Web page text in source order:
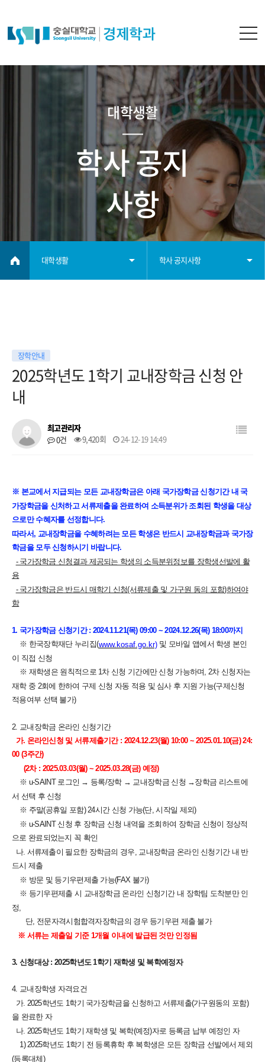
대학생활
학사 공지
사항
대학생활
대학생활
학사 공지사항
공모전
장학안내
2025학년도 1학기 교내장학금 신청 안
내
최고관리자
0건
9,420회 24-12-19 14:49
※ 본교에서 지급되는 모든 교내장학금은 아래 국가장학금 신청기간 내 국
가장학금을 신처하고 서류제출을 완료하여 소득분위가 조회된 학생을 대상
으로만 수혜자를 선정합니다.
따라서, 교내장학금을 수혜하려는 모든 학생은 반드시 교내장학금과 국가장
학금을 모두 신청하시기 바랍니다.
- 국가장학금 신청결과 제공되는 학생의 소득분위정보를 장학생선발에 활
용
- 국가장학금은 반드시 매학기 신청(서류제출 및 가구원 동의 포함)하여야
함
1. 국가장학금 신청기간 : 2024.11.21(목) 09:00 ~ 2024.12.26(목) 18:00까지
※ 한국장학재단 누리집(www.kosaf.go.kr)및 모바일 앱에서 학생 본인
이 직접 신청
※ 재학생은 원칙적으로 1차 신청 기간에만 신청 가능하며, 2차 신청자는
재학 중 2회에 한하여 구제 신청 자동 적용 및 심사 후 지원 가능(구제신청
적용여부 선택 불가)
2. 교내장학금 온라인 신청기간
가. 온라인신청 및 서류제출기간 : 2024.12.23(월) 10:00 ~ 2025.01.10(금) 24:
00 (3주간)
(2차 : 2025.03.03(월) ~ 2025.03.28(금) 예정)
※ u-SAINT 로그인 → 등록/장학 → 교내장학금 신청 →​장학금 리스트에
서 선택 후 신청
※ 주말(공휴일 포함) 24시간 신청 가능(단, 시작일 제외)
※ u-SAINT 신청 후 장학금 신청 내역을 조회하여 장학금 신청이 정상적
으로 완료되었는지 꼭 확인
나. 서류제출이 필요한 장학금의 경우, 교내장학금 온라인 신청기간 내 반
드시 제출
※ 방문 및 등기우편제출 가능(FAX 불가)
※ 등기우편제출 시 교내장학금 온라인 신청기간 내 장학팀 도착분만 인
정,
단, 전문자격시험합격자장학금의 경우 등기우편 제출 불가
※ 서류는 제출일 기준 1개월 이내에 발급된 것만 인정됨
3. 신청대상 : 2025학년도 1학기 재학생 및 복학예정자
4. 교내장학생 자격요건
가. 2025학년도 1학기 국가장학금을 신청하고 서류제출(가구원동의 포함)
을 완료한 자
나. 2025학년도 1학기 재학생 및 복학(예정)자로 등록금 납부 예정인 자
1) 2025학년도 1학기 전 등록휴학 후 복학생은 모든 장학금 선발에서 제외
(등록대체)